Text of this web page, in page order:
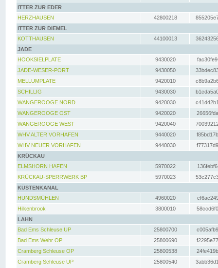
ITTER ZUR EDER
HERZHAUSEN
42800218
ITTER ZUR DIEMEL
KOTTHAUSEN
44100013
JADE
HOOKSIELPLATE
9430020
JADE-WESER-PORT
9430050
MELLUMPLATE
9420010
SCHILLIG
9430030
WANGEROOGE NORD
9420030
WANGEROOGE OST
9420020
WANGEROOGE WEST
9420040
WHV ALTER VORHAFEN
9440020
WHV NEUER VORHAFEN
9440030
KRÜCKAU
ELMSHORN HAFEN
5970022
KRÜCKAU-SPERRWERK BP
5970023
KÜSTENKANAL
HUNDSMÜHLEN
4960020
Hilkenbrook
3800010
LAHN
Bad Ems Schleuse UP
25800700
Bad Ems Wehr OP
25800690
Cramberg Schleuse OP
25800538
Cramberg Schleuse UP
25800540